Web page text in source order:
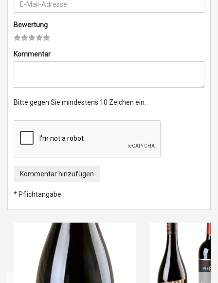
Bewertung
Kommentar
Bitte gegen Sie mindestens 10 Zeichen ein.
Kommentar hinzufügen
* Pflichtangabe